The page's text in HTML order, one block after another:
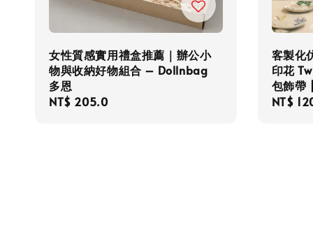
女性質感實用禮盒推薦｜辦公小
物與收納好物組合 – Dollnbag
多恩
Regular
NT$ 205.0
客製化
印花
包飾
NT$